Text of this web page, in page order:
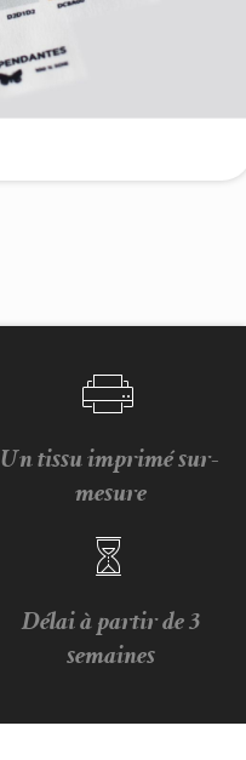
Un tissu imprimé sur-
mesure
Délai à partir de 3
semaines